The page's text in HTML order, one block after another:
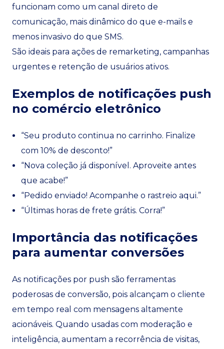
funcionam como um canal direto de
comunicação, mais dinâmico do que e-mails e
menos invasivo do que SMS.
São ideais para ações de remarketing, campanhas
urgentes e retenção de usuários ativos.
Exemplos de notificações push
no comércio eletrônico
“Seu produto continua no carrinho. Finalize
com 10% de desconto!”
“Nova coleção já disponível. Aproveite antes
que acabe!”
“Pedido enviado! Acompanhe o rastreio aqui.”
“Últimas horas de frete grátis. Corra!”
Importância das notificações
para aumentar conversões
As notificações por push são ferramentas
poderosas de conversão, pois alcançam o cliente
em tempo real com mensagens altamente
acionáveis. Quando usadas com moderação e
inteligência, aumentam a recorrência de visitas,